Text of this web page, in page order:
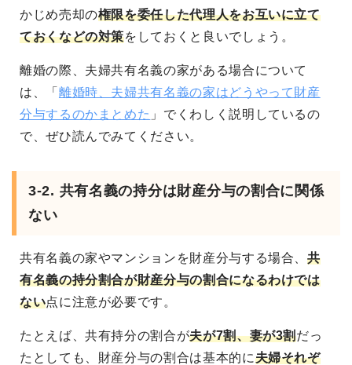
かじめ売却の権限を委任した代理人をお互いに立て
ておくなどの対策をしておくと良いでしょう。
離婚の際、夫婦共有名義の家がある場合について
は、「 離婚時、夫婦共有名義の家はどうやって財産
分与するのかまとめた 」でくわしく説明しているの
で、ぜひ読んでみてください。
3-2. 共有名義の持分は財産分与の割合に関係
ない
共有名義の家やマンションを財産分与する場合、共
有名義の持分割合が財産分与の割合になるわけでは
ない点に注意が必要です。
たとえば、共有持分の割合が夫が7割、妻が3割だっ
たとしても、財産分与の割合は基本的に夫婦それぞ